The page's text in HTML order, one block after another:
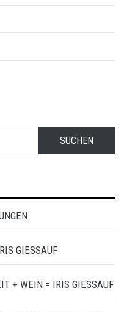
GIESSAUF
+ WEIN = IRIS GIESSAUF